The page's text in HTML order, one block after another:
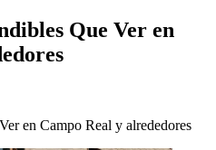
Que Ver en
en Campo Real y alrededores